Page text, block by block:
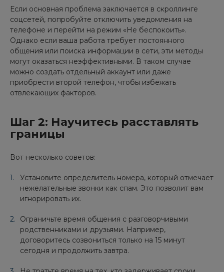
Если основная проблема заключается в скроллинге
соцсетей, попробуйте отключить уведомления на
телефоне и перейти на режим «Не беспокоить».
Однако если ваша работа требует постоянного
общения или поиска информации в сети, эти методы
могут оказаться неэффективными. В таком случае
можно создать отдельный аккаунт или даже
приобрести второй телефон, чтобы избежать
отвлекающих факторов.
Шаг 2: Научитесь расставлять
границы
Вот несколько советов:
Установите определитель номера, который отмечает
нежелательные звонки как спам. Это позволит вам
игнорировать их.
Ограничьте время общения с разговорчивыми
родственниками и друзьями. Например,
договоритесь созвониться только на 15 минут
сегодня и продолжить завтра.